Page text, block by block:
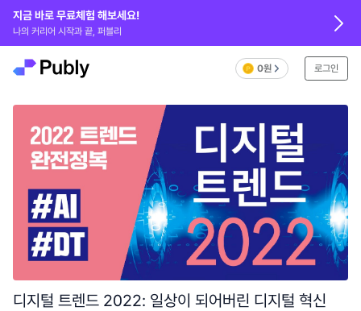
0원 로그인
지금 바로 무료체험 해보세요!
나의 커리어 시작과 끝, 퍼블리
디지털 트렌드 2022: 일상이 되어버린 디지털 혁신